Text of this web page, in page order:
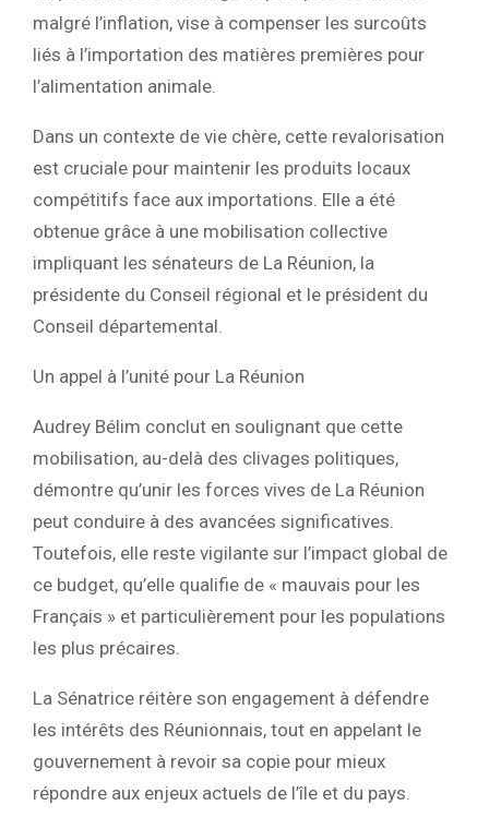
malgré l’inflation, vise à compenser les surcoûts
liés à l’importation des matières premières pour
l’alimentation animale.
Dans un contexte de vie chère, cette revalorisation
est cruciale pour maintenir les produits locaux
compétitifs face aux importations. Elle a été
obtenue grâce à une mobilisation collective
impliquant les sénateurs de La Réunion, la
présidente du Conseil régional et le président du
Conseil départemental.
Un appel à l’unité pour La Réunion
Audrey Bélim conclut en soulignant que cette
mobilisation, au-delà des clivages politiques,
démontre qu’unir les forces vives de La Réunion
peut conduire à des avancées significatives
Toutefois, elle reste vigilante sur l’impact global de
ce budget, qu’elle qualifie de « mauvais pour les
Français » et particulièrement pour les populations
les plus précaires.
La Sénatrice réitère son engagement à défendre
les intérêts des Réunionnais, tout en appelant le
gouvernement à revoir sa copie pour mieux
répondre aux enjeux actuels de l’île et du pays.